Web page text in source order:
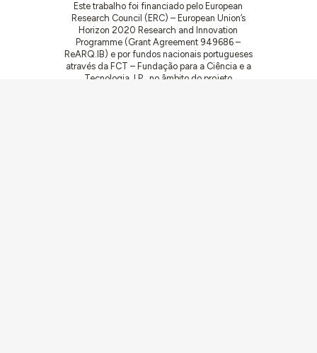
Este trabalho foi financiado pelo European
Research Council (ERC) – European Union’s
Horizon 2020 Research and Innovation
Programme (Grant Agreement 949686 –
ReARQ.IB) e por fundos nacionais portugueses
através da FCT – Fundação para a Ciência e a
Tecnologia, I.P., no âmbito do projeto